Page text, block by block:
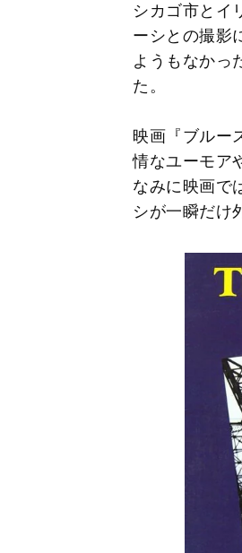
シカゴ市とイ
ーシとの撮影
ようもなかっ
た。
映画『ブルー
情なユーモア
なみに映画で
シが一瞬だけ